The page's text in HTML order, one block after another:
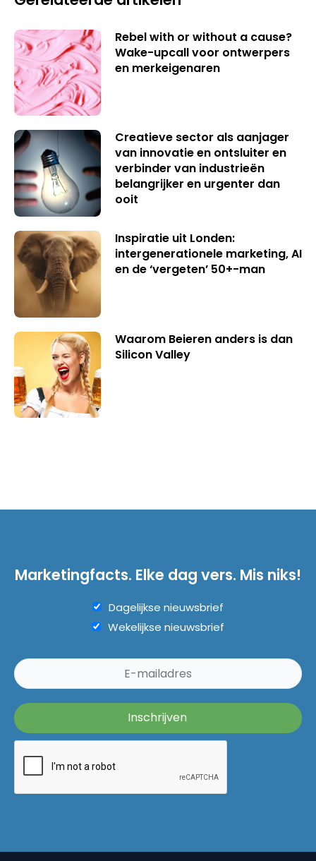
Rebel with or without a cause?
Wake-upcall voor ontwerpers
en merkeigenaren
Creatieve sector als aanjager
van innovatie en ontsluiter en
verbinder van industrieën
belangrijker en urgenter dan
ooit
Inspiratie uit Londen:
intergenerationele marketing, AI
en de ‘vergeten’ 50+-man
Waarom Beieren anders is dan
Silicon Valley
Marketingfacts. Elke dag vers. Mis niks!
Dagelijkse nieuwsbrief
Wekelijkse nieuwsbrief